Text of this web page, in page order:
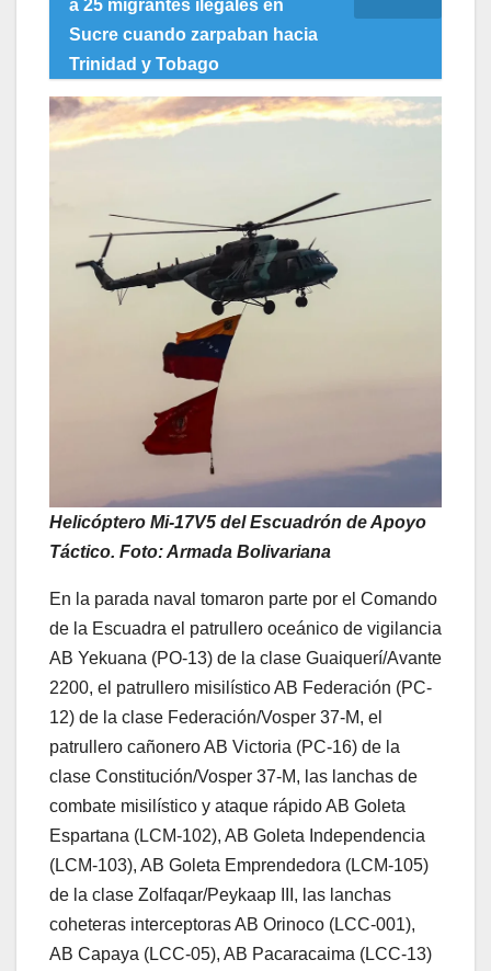
a 25 migrantes ilegales en
Sucre cuando zarpaban hacia
Trinidad y Tobago
Helicóptero Mi-17V5 del Escuadrón de Apoyo
Táctico. Foto: Armada Bolivariana
En la parada naval tomaron parte por el Comando
de la Escuadra el patrullero oceánico de vigilancia
AB Yekuana (PO-13) de la clase Guaiquerí/Avante
2200, el patrullero misilístico AB Federación (PC-
12) de la clase Federación/Vosper 37-M, el
patrullero cañonero AB Victoria (PC-16) de la
clase Constitución/Vosper 37-M, las lanchas de
combate misilístico y ataque rápido AB Goleta
Espartana (LCM-102), AB Goleta Independencia
(LCM-103), AB Goleta Emprendedora (LCM-105)
de la clase Zolfaqar/Peykaap III, las lanchas
coheteras interceptoras AB Orinoco (LCC-001),
AB Capaya (LCC-05), AB Pacaracaima (LCC-13)